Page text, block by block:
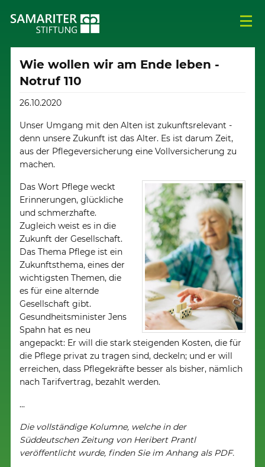
Wie wollen wir am Ende leben -
Notruf 110
26.10.2020
Unser Umgang mit den Alten ist zukunftsrelevant -
denn unsere Zukunft ist das Alter. Es ist darum Zeit,
aus der Pflegeversicherung eine Vollversicherung zu
machen.
Das Wort Pflege weckt
Erinnerungen, glückliche
und schmerzhafte.
Zugleich weist es in die
Zukunft der Gesellschaft.
Das Thema Pflege ist ein
Zukunftsthema, eines der
wichtigsten Themen, die
es für eine alternde
Gesellschaft gibt.
Gesundheitsminister Jens
Spahn hat es neu
angepackt: Er will die stark steigenden Kosten, die für
die Pflege privat zu tragen sind, deckeln; und er will
erreichen, dass Pflegekräfte besser als bisher, nämlich
nach Tarifvertrag, bezahlt werden.
...
Die vollständige Kolumne, welche in der
Süddeutschen Zeitung von Heribert Prantl
veröffentlicht wurde, finden Sie im Anhang als PDF.